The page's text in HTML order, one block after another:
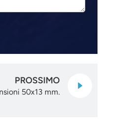
PROSSIMO
50x13 mm.